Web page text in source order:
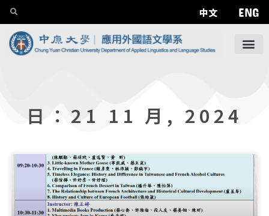
中文 ENG
日：21 11 月, 2024